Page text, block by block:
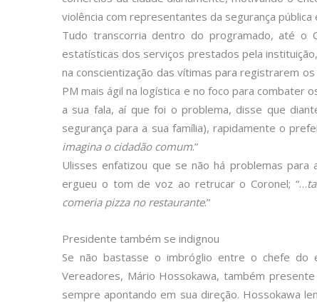
violência com representantes da segurança
Tudo transcorria dentro do programado, até o
estatísticas dos serviços prestados pela
na conscientização das vítimas para registrarem
PM mais ágil na logística e no foco para combater
a sua fala, aí que foi o problema, disse que
segurança para a sua família), rapidamente o
imagina o cidadão comum.”
Ulisses enfatizou que se não há problemas
ergueu o tom de voz ao retrucar o Coronel; “…
comeria pizza no restaurante.”
Presidente também se indignou
Se não bastasse o imbróglio entre o chefe do
Vereadores, Mário Hossokawa, também
sempre apontando em sua direção. Hossokawa